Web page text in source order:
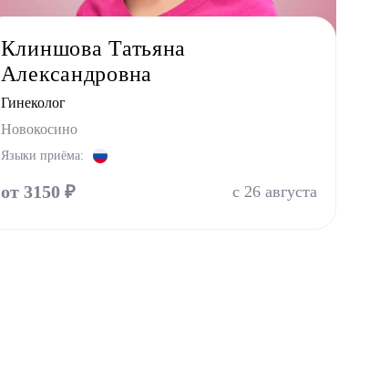
Клиншова Татьяна
Александровна
Гинеколог
Новокосино
Языки приёма:
от 3150 ₽ с 26 августа